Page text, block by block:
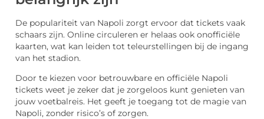
De populariteit van Napoli zorgt ervoor dat tickets vaak
schaars zijn. Online circuleren er helaas ook onofficiële
kaarten, wat kan leiden tot teleurstellingen bij de ingang
van het stadion.
Door te kiezen voor betrouwbare en officiële Napoli
tickets weet je zeker dat je zorgeloos kunt genieten van
jouw voetbalreis. Het geeft je toegang tot de magie van
Napoli, zonder risico’s of zorgen.